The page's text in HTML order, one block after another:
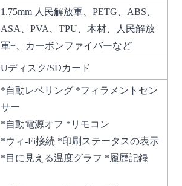
1.75mm 人民解放軍、PETG、ABS、
ASA、PVA、TPU、木材、人民解放
軍+、カーボンファイバーなど
Uディスク/SDカード
*自動レベリング *フィラメントセン
サー
*自動電源オフ *リモコン
*ウィ-Fi接続 *印刷ステータスの表示
*目に見える温度グラフ *履歴記録